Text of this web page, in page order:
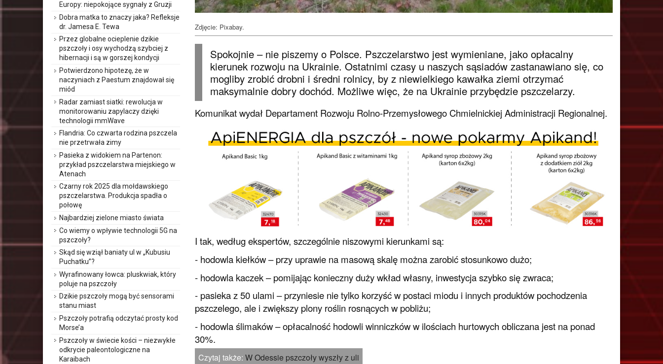
Zdjęcie: Pixabay.
Spokojnie – nie piszemy o Polsce. Pszczelarstwo jest wymieniane, jako opłacalny
kierunek rozwoju na Ukrainie. Ostatnimi czasy u naszych sąsiadów zastanawiano się, co
mogliby zrobić drobni i średni rolnicy, by z niewielkiego kawałka ziemi otrzymać
maksymalnie dobry dochód. Możliwe więc, że na Ukrainie przybędzie pszczelarzy.
Komunikat wydał Departament Rozwoju Rolno-Przemysłowego Chmielnickiej Administracji Regionalnej.
I tak, według ekspertów, szczególnie niszowymi kierunkami są:
- hodowla kiełków – przy uprawie na masową skalę można zarobić stosunkowo dużo;
- hodowla kaczek – pomijając konieczny duży wkład własny, inwestycja szybko się zwraca;
- pasieka z 50 ulami – przyniesie nie tylko korzyść w postaci miodu i innych produktów pochodzenia
pszczelego, ale i zwiększy plony roślin rosnących w pobliżu;
- hodowla ślimaków – opłacalność hodowli winniczków w ilościach hurtowych obliczana jest na ponad
30%.
Czytaj także: W Odessie pszczoły wyszły z uli
Europy: niepokojące sygnały z Gruzji
Dobra matka to znaczy jaka? Refleksje
dr. Jamesa E. Tewa
Przez globalne ocieplenie dzikie
pszczoły i osy wychodzą szybciej z
hibernacji i są w gorszej kondycji
Potwierdzono hipotezę, że w
naczyniach z Paestum znajdował się
miód
Radar zamiast siatki: rewolucja w
monitorowaniu zapylaczy dzięki
technologii mmWave
Flandria: Co czwarta rodzina pszczela
nie przetrwała zimy
Pasieka z widokiem na Partenon:
przykład pszczelarstwa miejskiego w
Atenach
Czarny rok 2025 dla mołdawskiego
pszczelarstwa. Produkcja spadła o
połowę
Najbardziej zielone miasto świata
Co wiemy o wpływie technologii 5G na
pszczoły?
Skąd się wziął baniaty ul w „Kubusiu
Puchatku”?
Wyrafinowany łowca: pluskwiak, który
poluje na pszczoły
Dzikie pszczoły mogą być sensorami
stanu miast
Pszczoły potrafią odczytać prosty kod
Morse’a
Pszczoły w świecie kości – niezwykłe
odkrycie paleontologiczne na
Karaibach